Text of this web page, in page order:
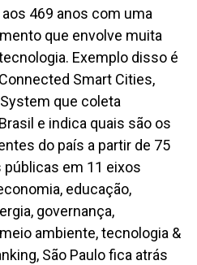
aos 469 anos com uma
que envolve muita
Exemplo disso é
Smart Cities,
que coleta
e indica quais são os
do país a partir de 75
em 11 eixos
educação,
governança,
ambiente, tecnologia &
São Paulo fica atrás